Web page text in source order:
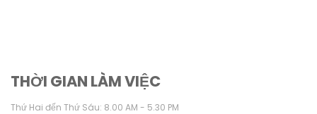
THỜI GIAN LÀM VIỆC
Thứ Hai đến Thứ Sáu: 8.00 AM - 5.30 PM